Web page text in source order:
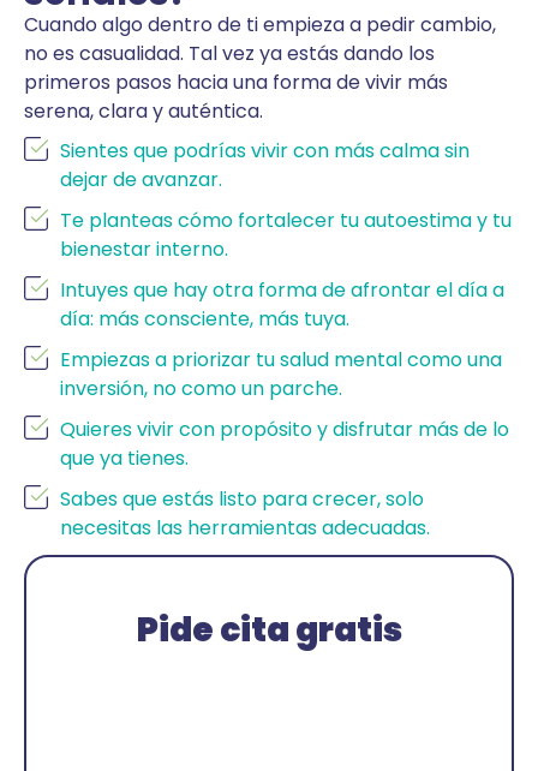
Cuando algo dentro de ti empieza a pedir cambio,
no es casualidad. Tal vez ya estás dando los
primeros pasos hacia una forma de vivir más
serena, clara y auténtica.
Sientes que podrías vivir con más calma sin
dejar de avanzar.
Te planteas cómo fortalecer tu autoestima y tu
bienestar interno.
Intuyes que hay otra forma de afrontar el día a
día: más consciente, más tuya.
Empiezas a priorizar tu salud mental como una
inversión, no como un parche.
Quieres vivir con propósito y disfrutar más de lo
que ya tienes.
Sabes que estás listo para crecer, solo
necesitas las herramientas adecuadas.
Pide cita gratis